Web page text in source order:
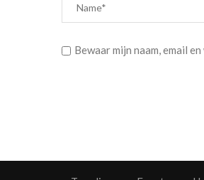
Bewaar mijn naam, email